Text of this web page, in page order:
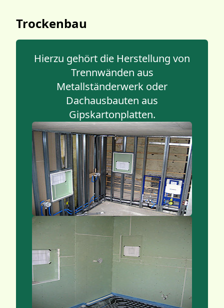
Trockenbau
Hierzu gehört die Herstellung von
Trennwänden aus
Metallständerwerk oder
Dachausbauten aus
Gipskartonplatten.